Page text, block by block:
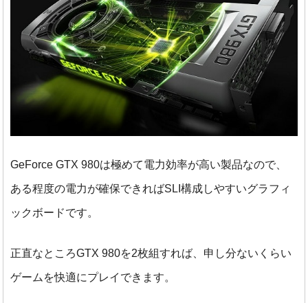
GeForce GTX 980は極めて電力効率が高い製品なので、
ある程度の電力が確保できればSLI構成しやすいグラフィ
ックボードです。
正直なところGTX 980を2枚組すれば、申し分ないくらい
ゲームを快適にプレイできます。